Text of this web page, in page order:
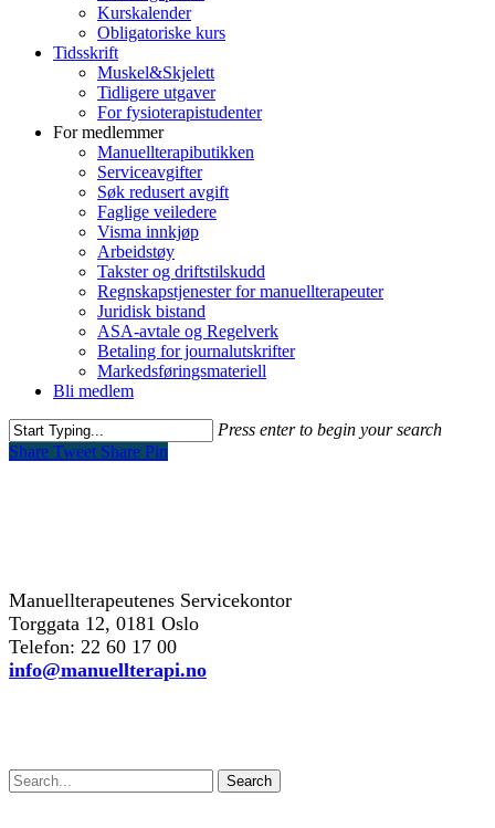
Kurskalender
Obligatoriske kurs
Tidsskrift
Muskel&Skjelett
Tidligere utgaver
For fysioterapistudenter
For medlemmer
Manuellterapibutikken
Serviceavgifter
Søk redusert avgift
Faglige veiledere
Visma innkjøp
Arbeidstøy
Takster og driftstilskudd
Regnskapstjenester for manuellterapeuter
Juridisk bistand
ASA-avtale og Regelverk
Betaling for journalutskrifter
Markedsføringsmateriell
Bli medlem
Press enter to begin your search
Share Tweet Share Pin
Manuellterapeutenes Servicekontor
Torggata 12, 0181 Oslo
Telefon: 22 60 17 00
info@manuellterapi.no
Search